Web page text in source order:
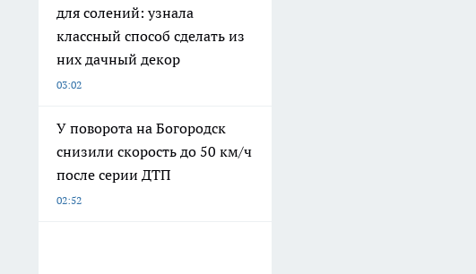
для солений: узнала
классный способ сделать из
них дачный декор
03:02
У поворота на Богородск
снизили скорость до 50 км/ч
после серии ДТП
02:52